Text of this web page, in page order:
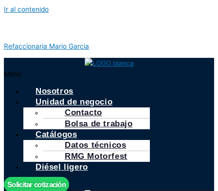
Ir al contenido
Refaccionaria Mario Garcia
Menú
Nosotros
Unidad de negocio
Contacto
Bolsa de trabajo
Catálogos
Datos técnicos
RMG Motorfest
Diésel ligero
Solicitar cotización